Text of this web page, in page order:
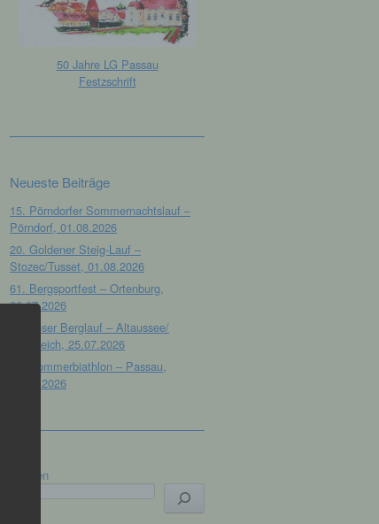
50 Jahre LG Passau
Festzschrift
Neueste Beiträge
15. Pörndorfer Sommernachtslauf –
Pörndorf, 01.08.2026
20. Goldener Steig-Lauf –
Stozec/Tusset, 01.08.2026
61. Bergsportfest – Ortenburg,
26.07.2026
12. Loser Berglauf – Altaussee/
Österreich, 25.07.2026
32. Sommerbiathlon – Passau,
18.07.2026
Suchen